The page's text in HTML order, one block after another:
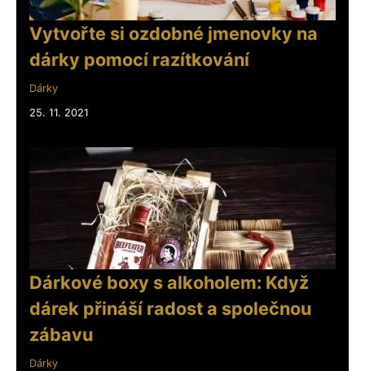
Vytvořte si ozdobné jmenovky na
dárky pomocí razítkování
Dárky
25. 11. 2021
Dárkové boxy s alkoholem: Když
dárek přináší radost a společnou
zábavu
Dárky